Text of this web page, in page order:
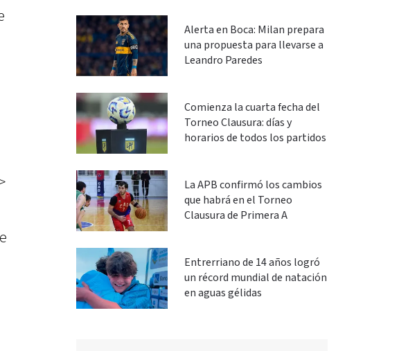
Alerta en Boca: Milan prepara
una propuesta para llevarse a
Leandro Paredes
Comienza la cuarta fecha del
Torneo Clausura: días y
horarios de todos los partidos
La APB confirmó los cambios
que habrá en el Torneo
Clausura de Primera A
Entrerriano de 14 años logró
un récord mundial de natación
en aguas gélidas